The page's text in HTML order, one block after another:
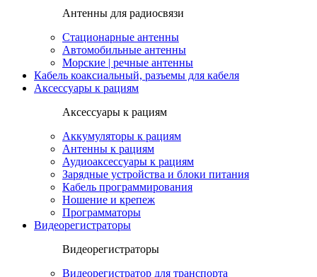
Антенны для радиосвязи
Стационарные антенны
Автомобильные антенны
Морские | речные антенны
Кабель коаксиальный, разъемы для кабеля
Аксессуары к рациям
Аксессуары к рациям
Аккумуляторы к рациям
Антенны к рациям
Аудиоаксессуары к рациям
Зарядные устройства и блоки питания
Кабель программирования
Ношение и крепеж
Программаторы
Видеорегистраторы
Видеорегистраторы
Видеорегистратор для транспорта